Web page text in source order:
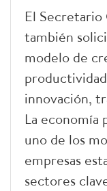
El
también
modelo de
innovación,
La economía
uno de los
empresas
sectores